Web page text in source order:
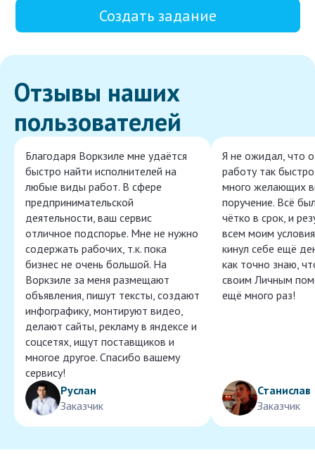
Создать задание
Отзывы наших
пользователей
Благодаря Воркзиле мне удаётся
быстро найти исполнителей на
любые виды работ. В сфере
предпринимательской
деятельности, ваш сервис
отличное подспорье. Мне не нужно
содержать рабочих, т.к. пока
бизнес не очень большой. На
Воркзиле за меня размещают
объявления, пишут тексты, создают
инфографику, монтируют видео,
делают сайты, рекламу в яндексе и
соцсетях, ищут поставщиков и
многое другое. Спасибо вашему
сервису!
Руслан
Заказчик
Я не ожидал, что
работу так
много желающих
поручение. Всё
чётко в срок, и
всем моим
кинул себе ещё
как точно знаю,
своим Личным
ещё много раз!
Станислав
Заказчик